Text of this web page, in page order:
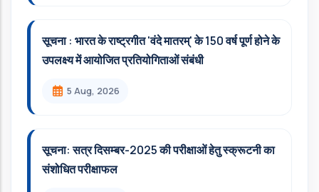
सूचना : भारत के राष्ट्रगीत 'वंदे मातरम्' के 150 वर्ष पूर्ण होने के
उपलक्ष्य में आयोजित प्रतियोगिताओं संबंधी
5 Aug, 2026
सूचना: सत्र दिसम्‍बर-2025 की परीक्षाओं हेतु स्क्रूटनी का
संशोधित परीक्षाफल